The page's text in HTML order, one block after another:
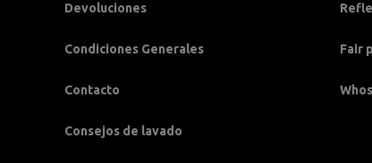
Devoluciones
Condiciones Generales
Contacto
Consejos de lavado
Fair